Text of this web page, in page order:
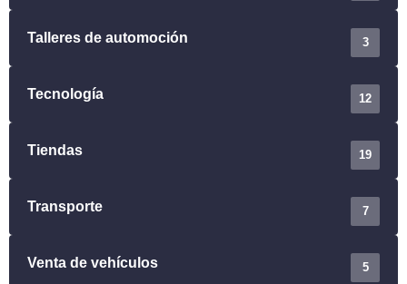
Talleres de automoción 3
Tecnología 12
Tiendas 19
Transporte 7
Venta de vehículos 5